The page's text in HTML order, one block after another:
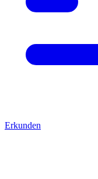
Erkunden